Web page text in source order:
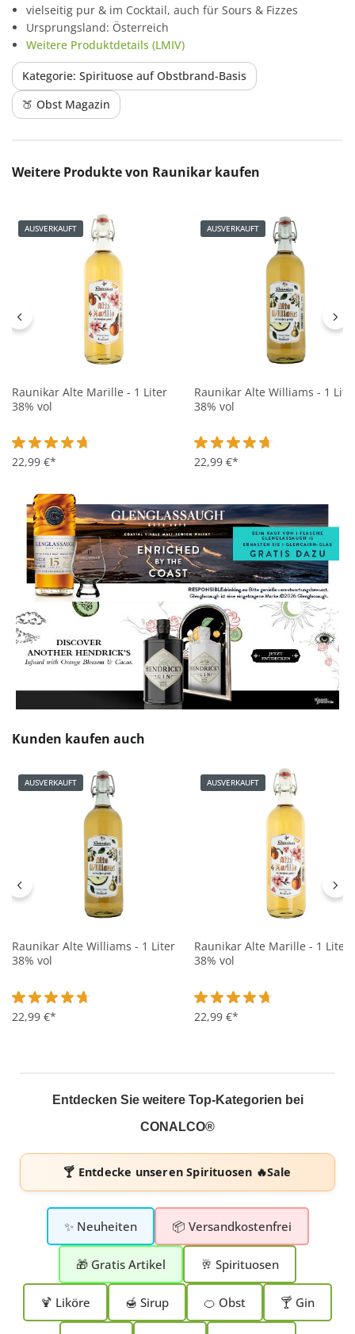
vielseitig pur & im Cocktail, auch für Sours & Fizzes
Ursprungsland: Österreich
Weitere Produktdetails (LMIV)
Kategorie: Spirituose auf Obstbrand-Basis
🍑 Obst Magazin
Produktgalerie überspringen
Weitere Produkte von Raunikar kaufen
AUSVERKAUFT
Raunikar Alte Marille - 1 Liter
38% vol
Durchschnittliche Bewertung von 4.7 von 5 Sternen
22,99 €*
AUSVERKAUFT
Raunikar Alte Williams - 1
38% vol
Durchschnittliche
22,99 €*
Produktgalerie überspringen
Kunden kaufen auch
AUSVERKAUFT
Raunikar Alte Williams - 1 Liter
38% vol
Durchschnittliche Bewertung von 4.7 von 5 Sternen
22,99 €*
AUSVERKAUFT
Raunikar Alte Marille - 1 Liter
38% vol
Durchschnittliche
22,99 €*
Entdecken Sie weitere Top-Kategorien bei
CONALCO®
🍸 Entdecke unserenSpirituosen 🔥Sale
✨ Neuheiten 📦 Versandkostenfrei
🎁 Gratis Artikel 🥂 Spirituosen
🍹 Liköre 🍯 Sirup 🍊 Obst 🍸 Gin